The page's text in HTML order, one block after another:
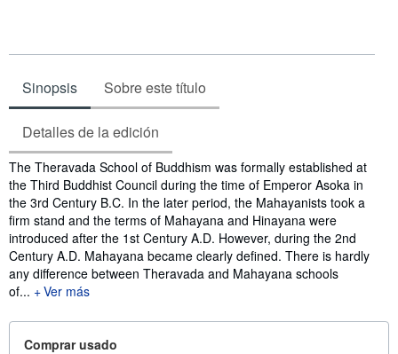
Sinopsis Sobre este título
Detalles de la edición
Sinopsis
The Theravada School of Buddhism was formally established at
the Third Buddhist Council during the time of Emperor Asoka in
the 3rd Century B.C. In the later period, the Mahayanists took a
firm stand and the terms of Mahayana and Hinayana were
introduced after the 1st Century A.D. However, during the 2nd
Century A.D. Mahayana became clearly defined. There is hardly
any difference between Theravada and Mahayana schools
of...
Ver más
Comprar usado